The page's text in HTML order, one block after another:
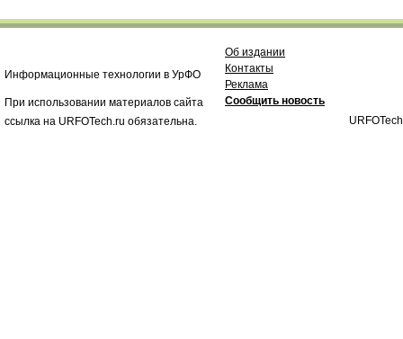
Информационные технологии в УрФО
При использовании материалов сайта
ссылка на URFOTech.ru обязательна.
Об издании
Контакты
Реклама
Сообщить новость